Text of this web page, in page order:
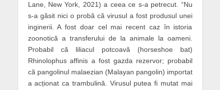
Lane, New York, 2021) a ceea ce s-a petrecut. “Nu
s-a găsit nici o probă că virusul a fost produsul unei
inginerii. A fost doar cel mai recent caz în istoria
zoonotică a transferului de la animale la oameni.
Probabil că liliacul potcoavă (horseshoe bat)
Rhinolophus affinis a fost gazda rezervor; probabil
că pangolinul malaezian (Malayan pangolin) importat
a acționat ca trambulină. Virusul putea fi mutat mai